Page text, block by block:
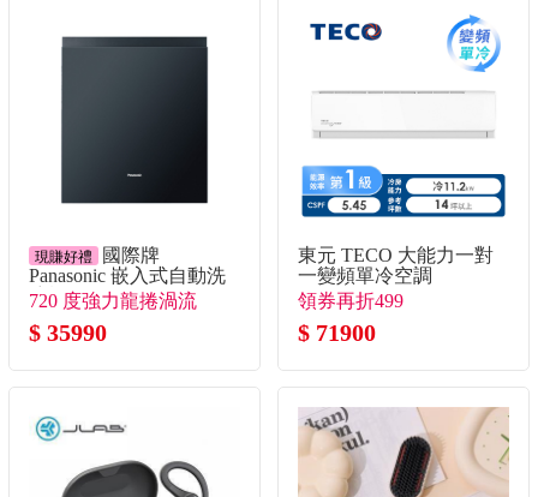
現賺好禮
國際牌
Panasonic 嵌入式自動洗
碗機
720 度強力龍捲渦流
$ 35990
東元 TECO 大能力一對
一變頻單冷空調
領券再折499
$ 71900